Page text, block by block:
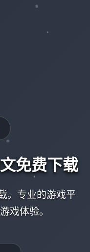
免费下载
。专业的游戏平
戏体验。